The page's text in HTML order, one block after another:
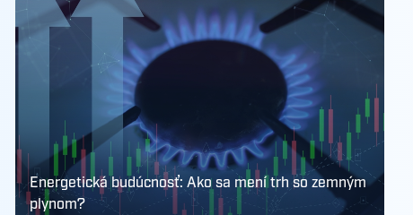
Energetická budúcnosť: Ako sa mení trh so zemným
plynom?